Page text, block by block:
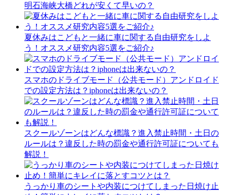
明石海峡大橋どれが安くて早いの？
夏休みはこどもと一緒に車に関する自由研究をしよ
う！オススメ研究内容5選をご紹介♪
スマホのドライブモード（公共モード）アンドロイド
での設定方法は？iphoneは出来ないの？
スクールゾーンはどんな標識？進入禁止時間・土日の
ルールは？違反した時の罰金や通行許可証についても
解説！
うっかり車のシートや内装につけてしまった日焼け止